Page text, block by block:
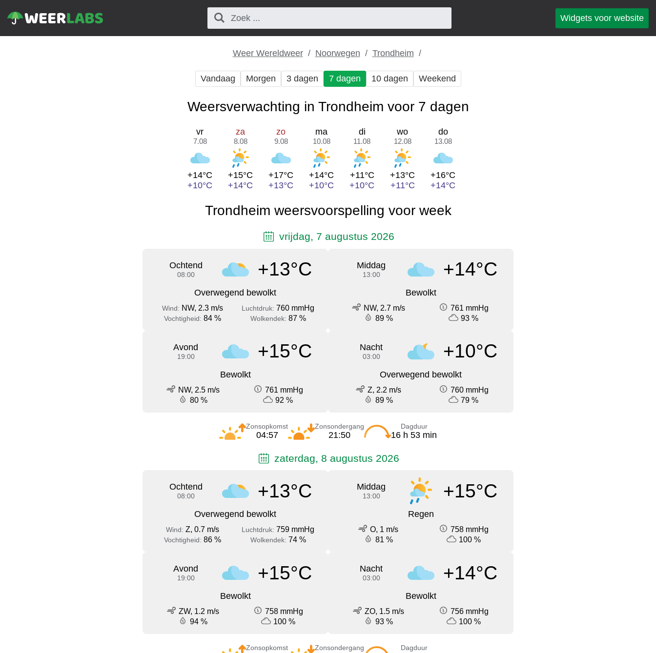
Widgets voor website
Weer Wereldweer Noorwegen Trondheim
Vandaag Morgen 3 dagen 7 dagen 10 dagen Weekend
Weersverwachting in Trondheim voor 7 dagen
vr
7.08
+14°C
+10°C
za
8.08
+15°C
+14°C
zo
9.08
+17°C
+13°C
ma
10.08
+14°C
+10°C
di
11.08
+11°C
+10°C
wo
12.08
+13°C
+11°C
do
13.08
+16°C
+14°C
Trondheim weersvoorspelling voor week
vrijdag, 7 augustus 2026
Ochtend
08:00 +13°C
Overwegend bewolkt
Wind: NW, 2.3 m/s Luchtdruk: 760 mmHg
Vochtigheid: 84 % Wolkendek: 87 %
Middag
13:00 +14°C
Bewolkt
NW, 2.7 m/s
761 mmHg
89 %
93 %
Avond
19:00 +15°C
Bewolkt
NW, 2.5 m/s
761 mmHg
80 %
92 %
Nacht
03:00 +10°C
Overwegend bewolkt
Z, 2.2 m/s
760 mmHg
89 %
79 %
Zonsopkomst
04:57
Zonsondergang
21:50
Dagduur
16 h 53 min
zaterdag, 8 augustus 2026
Ochtend
08:00 +13°C
Overwegend bewolkt
Wind: Z, 0.7 m/s Luchtdruk: 759 mmHg
Vochtigheid: 86 % Wolkendek: 74 %
Middag
13:00 +15°C
Regen
O, 1 m/s
758 mmHg
81 %
100 %
Avond
19:00 +15°C
Bewolkt
ZW, 1.2 m/s
758 mmHg
94 %
100 %
Nacht
03:00 +14°C
Bewolkt
ZO, 1.5 m/s
756 mmHg
93 %
100 %
Zonsopkomst Zonsondergang Dagduur